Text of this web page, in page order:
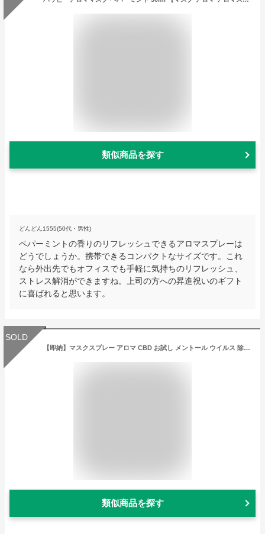
類似商品を探す
どんどん1555(50代・男性)
ペパーミントの香りのリフレッシュできるアロマスプレーは
どうでしょうか。携帯できるコンパクトなサイズです。これ
なら外出先でもオフィスでも手軽に気持ちのリフレッシュ、
ストレス解消ができますね。上司の方への昇進祝いのギフト
に喜ばれると思います。
SOLD
【即納】マスクスプレー アロマ CBD お試し メントール ウイルス 除菌 マスク 口臭 ラベンダー ミント 携帯用 おしゃれ 日本製 オーガニック リフレッシュ リラックス 無添加 カンナビジオール配合 安眠
類似商品を探す